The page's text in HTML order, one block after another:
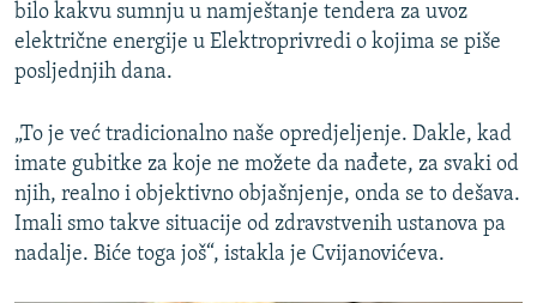
bilo kakvu sumnju u namještanje tendera za uvoz
električne energije u Elektroprivredi o kojima se piše
posljednjih dana.
„To je već tradicionalno naše opredjeljenje. Dakle, kad
imate gubitke za koje ne možete da nađete, za svaki od
njih, realno i objektivno objašnjenje, onda se to dešava.
Imali smo takve situacije od zdravstvenih ustanova pa
nadalje. Biće toga još“, istakla je Cvijanovićeva.